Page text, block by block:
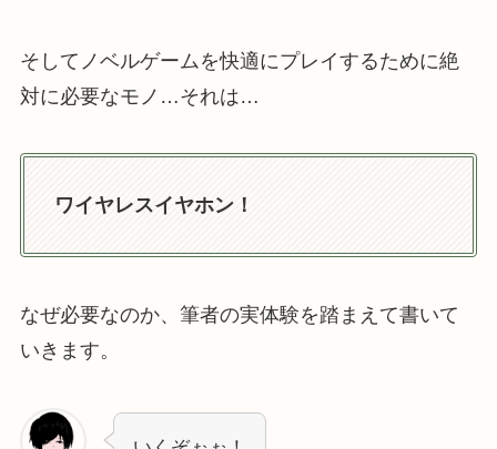
そしてノベルゲームを快適にプレイするために絶
対に必要なモノ…それは…
ワイヤレスイヤホン！
なぜ必要なのか、筆者の実体験を踏まえて書いて
いきます。